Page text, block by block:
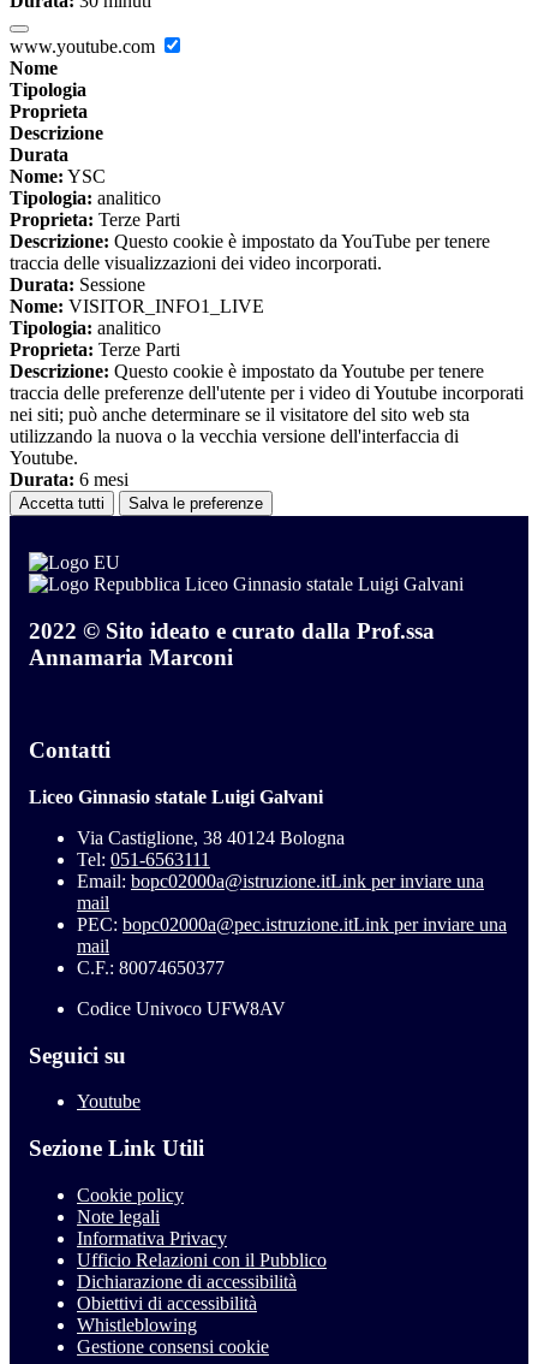
www.youtube.com
Nome
Tipologia
Proprieta
Descrizione
Durata
Nome: YSC
Tipologia: analitico
Proprieta: Terze Parti
Descrizione: Questo cookie è impostato da YouTube per tenere
traccia delle visualizzazioni dei video incorporati.
Durata: Sessione
Nome: VISITOR_INFO1_LIVE
Tipologia: analitico
Proprieta: Terze Parti
Descrizione: Questo cookie è impostato da Youtube per tenere
traccia delle preferenze dell'utente per i video di Youtube incorporati
nei siti; può anche determinare se il visitatore del sito web sta
utilizzando la nuova o la vecchia versione dell'interfaccia di
Youtube.
Durata: 6 mesi
Accetta tutti Salva le preferenze
Liceo Ginnasio statale Luigi Galvani
2022 © Sito ideato e curato dalla Prof.ssa
Annamaria Marconi
Contatti
Liceo Ginnasio statale Luigi Galvani
Via Castiglione, 38 40124 Bologna
Tel: 051-6563111
Email: bopc02000a@istruzione.itLink per inviare una
mail
PEC: bopc02000a@pec.istruzione.itLink per inviare una
mail
C.F.: 80074650377
Codice Univoco UFW8AV
Seguici su
Youtube
Sezione Link Utili
Cookie policy
Note legali
Informativa Privacy
Ufficio Relazioni con il Pubblico
Dichiarazione di accessibilità
Obiettivi di accessibilità
Whistleblowing
Gestione consensi cookie